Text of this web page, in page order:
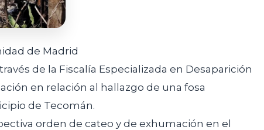
de Madrid
de la Fiscalía Especializada en Desaparición
en relación al hallazgo de una fosa
de Tecomán.
orden de cateo y de exhumación en el